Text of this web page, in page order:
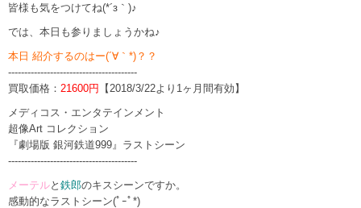
皆様も気をつけてね(*´з｀)♪
では、本日も参りましょうかね♪
本日 紹介するのはー(´∀｀*)？？
----------------------------------------
買取価格： 21600円
【2018/3/22より1ヶ月間有効】
メディコス・エンタテインメント
超像Art コレクション
『劇場版 銀河鉄道999』ラストシーン
----------------------------------------
メーテルと 鉄郎のキスシーンですか。
感動的なラストシーン(ﾟｰﾟ*)